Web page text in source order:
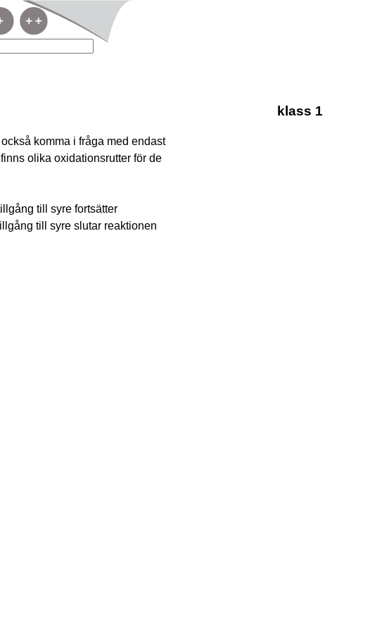
klass 1
komma i fråga med endast
olika oxidationsrutter för de
till syre fortsätter
till syre slutar reaktionen